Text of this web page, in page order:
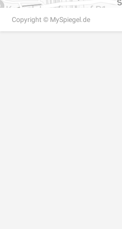
Copyright © MySpiegel.de